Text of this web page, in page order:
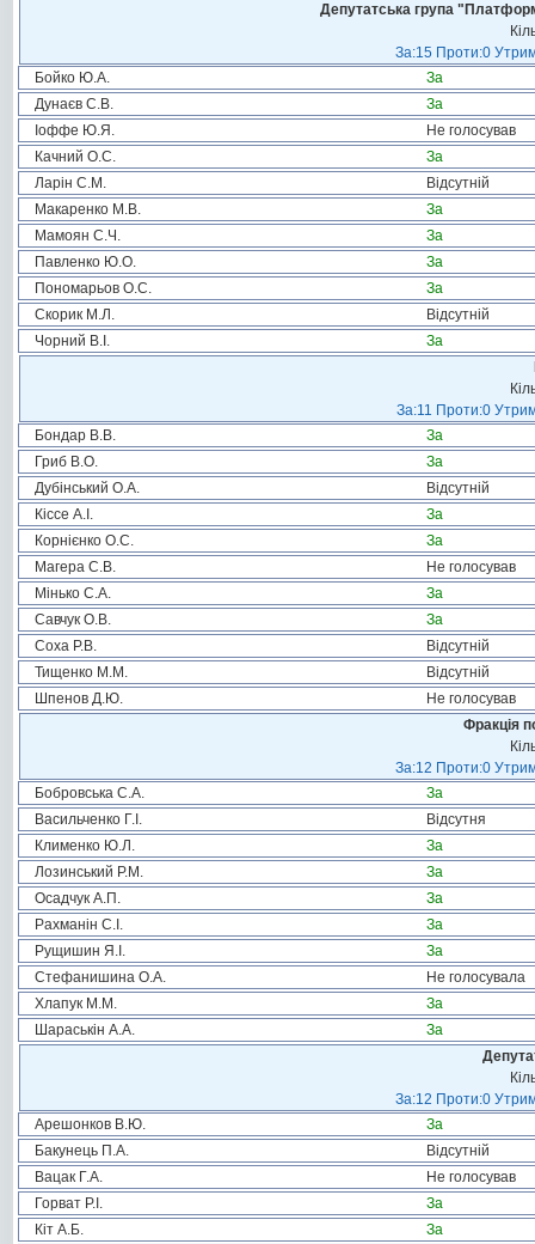
Депутатська група
За:15 Проти:0
Бойко Ю.А.
За
Дунаєв С.В.
За
Іоффе Ю.Я.
Не голосував
Качний О.С.
За
Ларін С.М.
Відсутній
Макаренко М.В.
За
Мамоян С.Ч.
За
Павленко Ю.О.
За
Пономарьов О.С.
За
Скорик М.Л.
Відсутній
Чорний В.І.
За
За:11 Проти:0
Бондар В.В.
За
Гриб В.О.
За
Дубінський О.А.
Відсутній
Кіссе А.І.
За
Корнієнко О.С.
За
Магера С.В.
Не голосував
Мінько С.А.
За
Савчук О.В.
За
Соха Р.В.
Відсутній
Тищенко М.М.
Відсутній
Шпенов Д.Ю.
Не голосував
Фракція
За:12 Проти:0
Бобровська С.А.
За
Васильченко Г.І.
Відсутня
Клименко Ю.Л.
За
Лозинський Р.М.
За
Осадчук А.П.
За
Рахманін С.І.
За
Рущишин Я.І.
За
Стефанишина О.А.
Не голосувала
Хлапук М.М.
За
Шараськін А.А.
За
За:12 Проти:0
Арешонков В.Ю.
За
Бакунець П.А.
Відсутній
Вацак Г.А.
Не голосував
Горват Р.І.
За
Кіт А.Б.
За